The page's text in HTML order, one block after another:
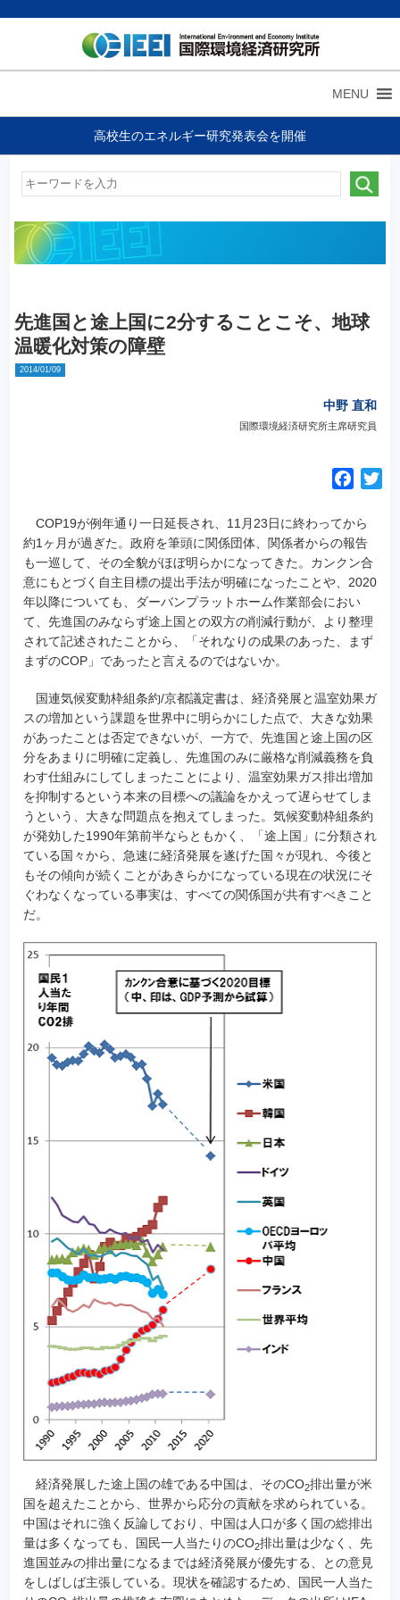
MENU
高校生のエネルギー研究発表会を開催
先進国と途上国に2分することこそ、地球
温暖化対策の障壁
2014/01/09
中野 直和
国際環境経済研究所主席研究員
c
e
b
o
o
k
COP19が例年通り一日延長され、11月23日に終わってから
約1ヶ月が過ぎた。政府を筆頭に関係団体、関係者からの報告
も一巡して、その全貌がほぼ明らかになってきた。カンクン合
意にもとづく自主目標の提出手法が明確になったことや、2020
年以降についても、ダーバンプラットホーム作業部会におい
て、先進国のみならず途上国との双方の削減行動が、より整理
されて記述されたことから、「それなりの成果のあった、まず
まずのCOP」であったと言えるのではないか。
国連気候変動枠組条約/京都議定書は、経済発展と温室効果ガ
スの増加という課題を世界中に明らかにした点で、大きな効果
があったことは否定できないが、一方で、先進国と途上国の区
分をあまりに明確に定義し、先進国のみに厳格な削減義務を負
わす仕組みにしてしまったことにより、温室効果ガス排出増加
を抑制するという本来の目標への議論をかえって遅らせてしま
うという、大きな問題点を抱えてしまった。気候変動枠組条約
が発効した1990年第前半ならともかく、「途上国」に分類され
ている国々から、急速に経済発展を遂げた国々が現れ、今後と
もその傾向が続くことがあきらかになっている現在の状況にそ
ぐわなくなっている事実は、すべての関係国が共有すべきこと
だ。
経済発展した途上国の雄である中国は、そのCO2排出量が米
国を超えたことから、世界から応分の貢献を求められている。
中国はそれに強く反論しており、中国は人口が多く国の総排出
量は多くなっても、国民一人当たりのCO2排出量は少なく、先
進国並みの排出量になるまでは経済発展が優先する、との意見
をしばしば主張している。現状を確認するため、国民一人当た